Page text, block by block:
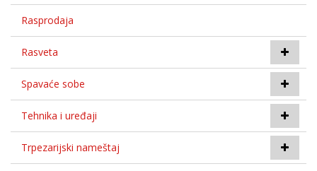
Rasprodaja
Rasveta
Spavaće sobe
Tehnika i uređaji
Trpezarijski nameštaj